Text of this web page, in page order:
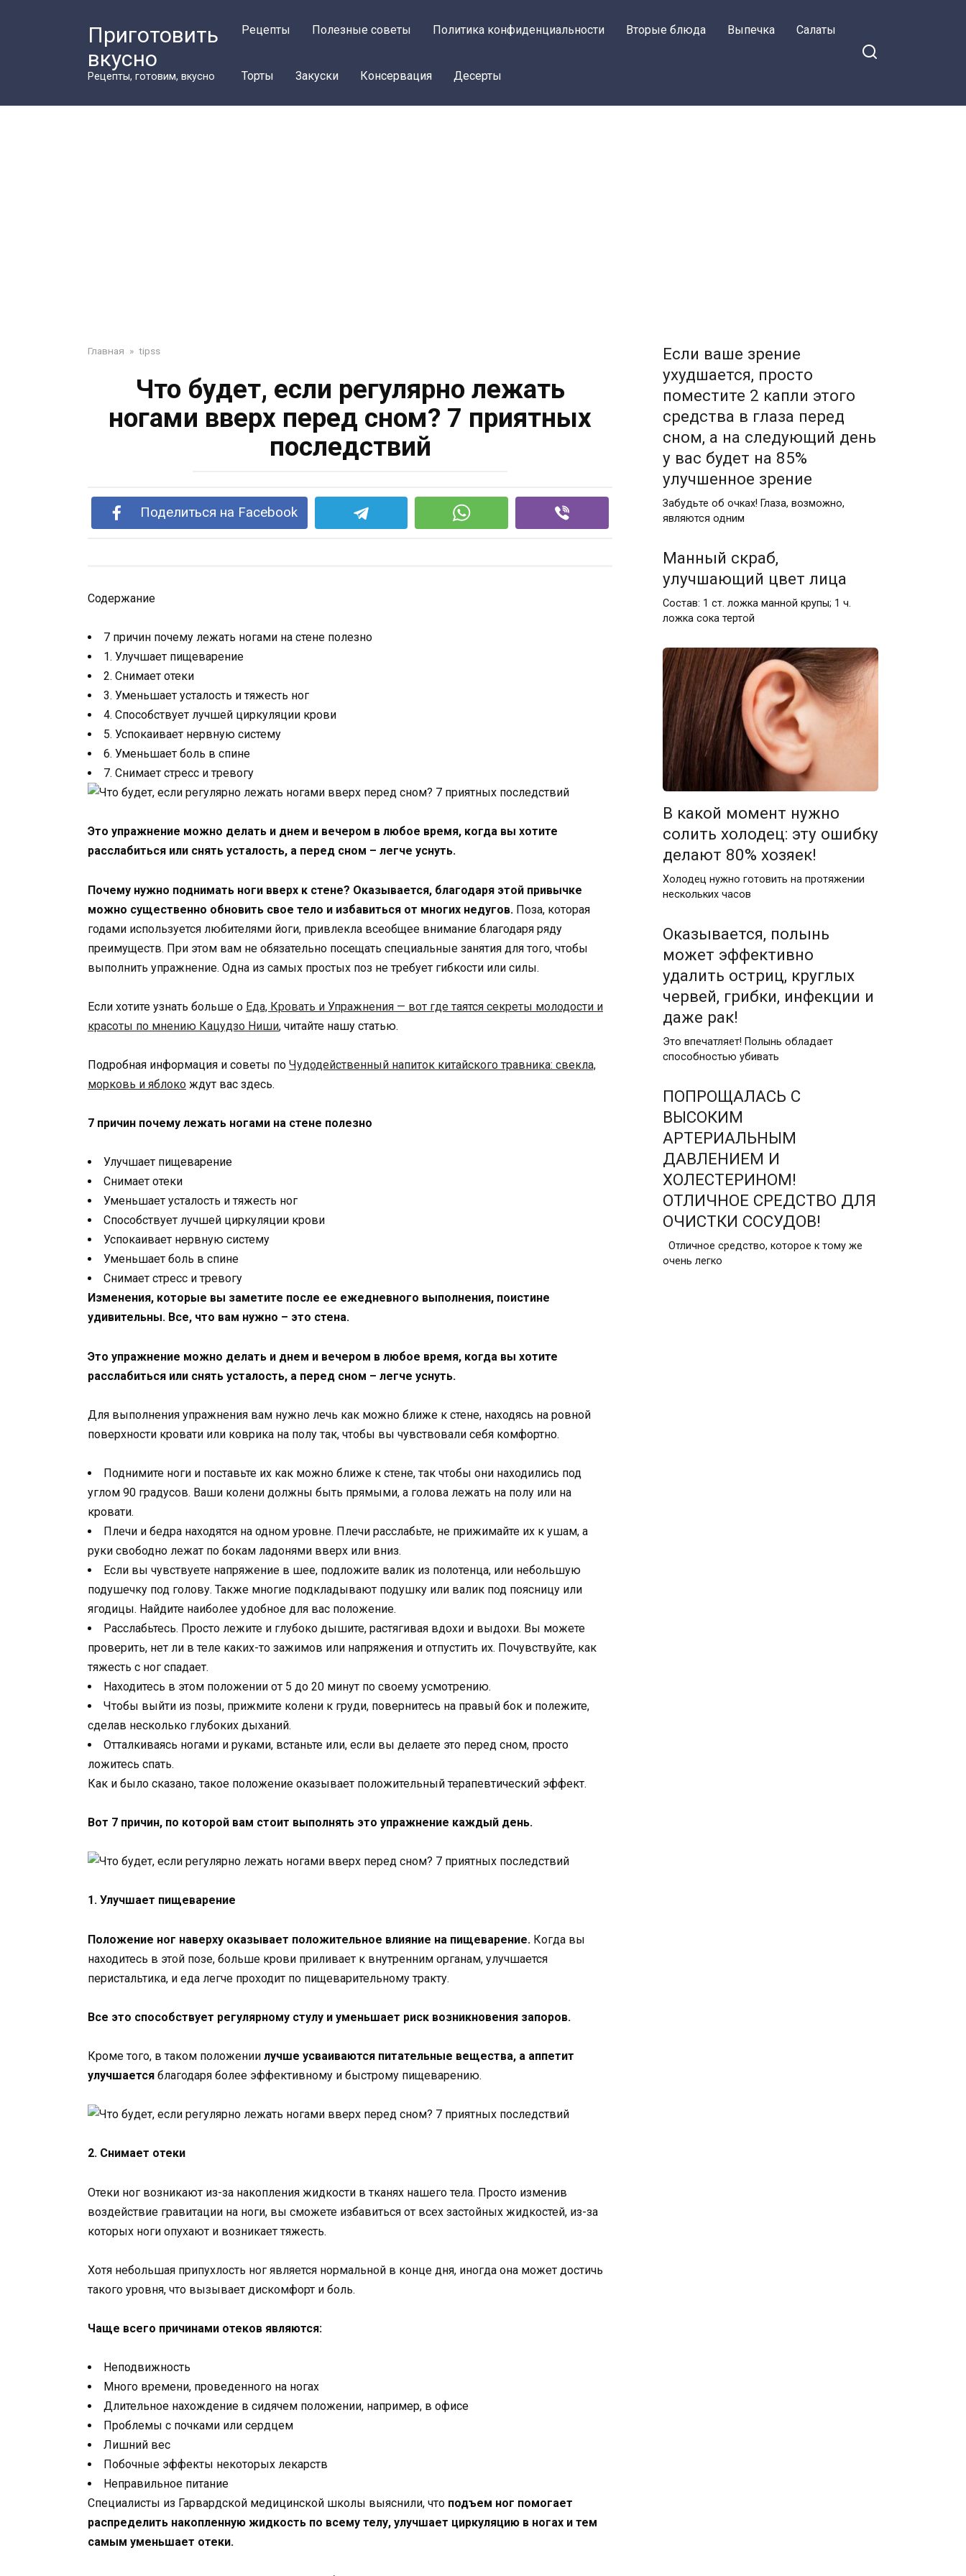
Приготовить
вкусно
Рецепты, готовим, вкусно
Рецепты Полезные советы Политика конфиденциальности Вторые блюда Выпечка Салаты
Торты Закуски Консервация Десерты
Главная » tipss
Что будет, если регулярно лежать
ногами вверх перед сном? 7 приятных
последствий
Поделиться на Facebook
Содержание
7 причин почему лежать ногами на стене полезно
1. Улучшает пищеварение
2. Снимает отеки
3. Уменьшает усталость и тяжесть ног
4. Способствует лучшей циркуляции крови
5. Успокаивает нервную систему
6. Уменьшает боль в спине
7. Снимает стресс и тревогу
Это упражнение можно делать и днем и вечером в любое время, когда вы хотите
расслабиться или снять усталость, а перед сном – легче уснуть.
Почему нужно поднимать ноги вверх к стене? Оказывается, благодаря этой привычке
можно существенно обновить свое тело и избавиться от многих недугов. Поза, которая
годами используется любителями йоги, привлекла всеобщее внимание благодаря ряду
преимуществ. При этом вам не обязательно посещать специальные занятия для того, чтобы
выполнить упражнение. Одна из самых простых поз не требует гибкости или силы.
Если хотите узнать больше о Еда, Кровать и Упражнения — вот где таятся секреты молодости и
красоты по мнению Кацудзо Ниши, читайте нашу статью.
Подробная информация и советы по Чудодейственный напиток китайского травника: свекла,
морковь и яблоко ждут вас здесь.
7 причин почему лежать ногами на стене полезно
Улучшает пищеварение
Снимает отеки
Уменьшает усталость и тяжесть ног
Способствует лучшей циркуляции крови
Успокаивает нервную систему
Уменьшает боль в спине
Снимает стресс и тревогу
Изменения, которые вы заметите после ее ежедневного выполнения, поистине
удивительны. Все, что вам нужно – это стена.
Это упражнение можно делать и днем и вечером в любое время, когда вы хотите
расслабиться или снять усталость, а перед сном – легче уснуть.
Для выполнения упражнения вам нужно лечь как можно ближе к стене, находясь на ровной
поверхности кровати или коврика на полу так, чтобы вы чувствовали себя комфортно.
Поднимите ноги и поставьте их как можно ближе к стене, так чтобы они находились под
углом 90 градусов. Ваши колени должны быть прямыми, а голова лежать на полу или на
кровати.
Плечи и бедра находятся на одном уровне. Плечи расслабьте, не прижимайте их к ушам, а
руки свободно лежат по бокам ладонями вверх или вниз.
Если вы чувствуете напряжение в шее, подложите валик из полотенца, или небольшую
подушечку под голову. Также многие подкладывают подушку или валик под поясницу или
ягодицы. Найдите наиболее удобное для вас положение.
Расслабьтесь. Просто лежите и глубоко дышите, растягивая вдохи и выдохи. Вы можете
проверить, нет ли в теле каких-то зажимов или напряжения и отпустить их. Почувствуйте, как
тяжесть с ног спадает.
Находитесь в этом положении от 5 до 20 минут по своему усмотрению.
Чтобы выйти из позы, прижмите колени к груди, повернитесь на правый бок и полежите,
сделав несколько глубоких дыханий.
Отталкиваясь ногами и руками, встаньте или, если вы делаете это перед сном, просто
ложитесь спать.
Как и было сказано, такое положение оказывает положительный терапевтический эффект.
Вот 7 причин, по которой вам стоит выполнять это упражнение каждый день.
1. Улучшает пищеварение
Положение ног наверху оказывает положительное влияние на пищеварение. Когда вы
находитесь в этой позе, больше крови приливает к внутренним органам, улучшается
перистальтика, и еда легче проходит по пищеварительному тракту.
Все это способствует регулярному стулу и уменьшает риск возникновения запоров.
Кроме того, в таком положении лучше усваиваются питательные вещества, а аппетит
улучшается благодаря более эффективному и быстрому пищеварению.
2. Снимает отеки
Отеки ног возникают из-за накопления жидкости в тканях нашего тела. Просто изменив
воздействие гравитации на ноги, вы сможете избавиться от всех застойных жидкостей, из-за
которых ноги опухают и возникает тяжесть.
Хотя небольшая припухлость ног является нормальной в конце дня, иногда она может достичь
такого уровня, что вызывает дискомфорт и боль.
Чаще всего причинами отеков являются:
Неподвижность
Много времени, проведенного на ногах
Длительное нахождение в сидячем положении, например, в офисе
Проблемы с почками или сердцем
Лишний вес
Побочные эффекты некоторых лекарств
Неправильное питание
Специалисты из Гарвардской медицинской школы выяснили, что подъем ног помогает
распределить накопленную жидкость по всему телу, улучшает циркуляцию в ногах и тем
самым уменьшает отеки.
Если ваше зрение
ухудшается, просто
поместите 2 капли этого
средства в глаза перед
сном, а на следующий день
у вас будет на 85%
улучшенное зрение
Забудьте об очках! Глаза, возможно,
являются одним
Манный скраб,
улучшающий цвет лица
Состав: 1 ст. ложка манной крупы; 1 ч.
ложка сока тертой
В какой момент нужно
солить холодец: эту ошибку
делают 80% хозяек!
Холодец нужно готовить на протяжении
нескольких часов
Оказывается, полынь
может эффективно
удалить остриц, круглых
червей, грибки, инфекции и
даже рак!
Это впечатляет! Полынь обладает
способностью убивать
ПОПРОЩАЛАСЬ С
ВЫСОКИМ
АРТЕРИАЛЬНЫМ
ДАВЛЕНИЕМ И
ХОЛЕСТЕРИНОМ!
ОТЛИЧНОЕ СРЕДСТВО ДЛЯ
ОЧИСТКИ СОСУДОВ!
Отличное средство, которое к тому же
очень легко